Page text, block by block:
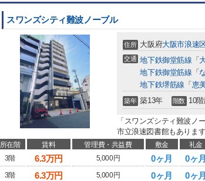
スワンズシティ難波ノーブル
住所 大阪府大阪市浪速
交通 地下鉄御堂筋線 「
地下鉄御堂筋線 「
地下鉄堺筋線 「 恵
築年 築13年 階数 10
「スワンズシティ難波ノ
市立浪速図書館もありま
所在階 賃料 管理費・共益費 敷金 礼金
3階
6.3万円 5,000円 0ヶ月 0ヶ月
3階
6.3万円 5,000円 0ヶ月 0ヶ月